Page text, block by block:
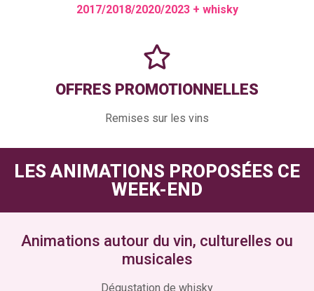
2017/2018/2020/2023 + whisky
OFFRES PROMOTIONNELLES
Remises sur les vins
LES ANIMATIONS PROPOSÉES CE
WEEK-END
Animations autour du vin, culturelles ou
musicales
Dégustation de whisky